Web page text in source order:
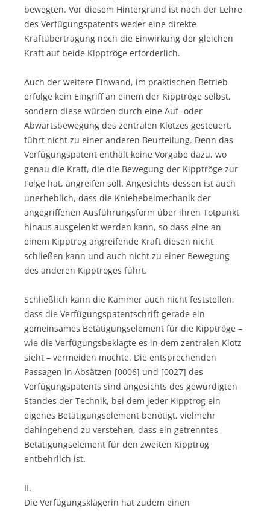
bewegten. Vor diesem Hintergrund ist nach der Lehre
des Verfügungspatents weder eine direkte
Kraftübertragung noch die Einwirkung der gleichen
Kraft auf beide Kipptröge erforderlich.
Auch der weitere Einwand, im praktischen Betrieb
erfolge kein Eingriff an einem der Kipptröge selbst,
sondern diese würden durch eine Auf- oder
Abwärtsbewegung des zentralen Klotzes gesteuert,
führt nicht zu einer anderen Beurteilung. Denn das
Verfügungspatent enthält keine Vorgabe dazu, wo
genau die Kraft, die die Bewegung der Kipptröge zur
Folge hat, angreifen soll. Angesichts dessen ist auch
unerheblich, dass die Kniehebelmechanik der
angegriffenen Ausführungsform über ihren Totpunkt
hinaus ausgelenkt werden kann, so dass eine an
einem Kipptrog angreifende Kraft diesen nicht
schließen kann und auch nicht zu einer Bewegung
des anderen Kipptroges führt.
Schließlich kann die Kammer auch nicht feststellen,
dass die Verfügungspatentschrift gerade ein
gemeinsames Betätigungselement für die Kipptröge –
wie die Verfügungsbeklagte es in dem zentralen Klotz
sieht – vermeiden möchte. Die entsprechenden
Passagen in Absätzen [0006] und [0027] des
Verfügungspatents sind angesichts des gewürdigten
Standes der Technik, bei dem jeder Kipptrog ein
eigenes Betätigungselement benötigt, vielmehr
dahingehend zu verstehen, dass ein getrenntes
Betätigungselement für den zweiten Kipptrog
entbehrlich ist.
II.
Die Verfügungsklägerin hat zudem einen